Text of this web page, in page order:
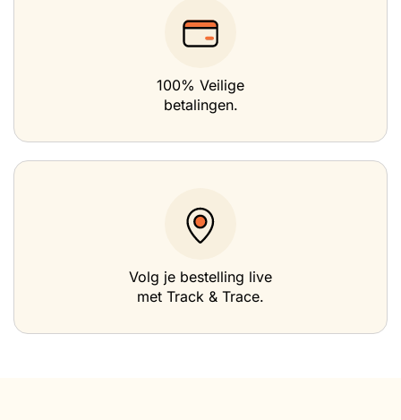
100% Veilige
betalingen.
Volg je bestelling live
met Track & Trace.